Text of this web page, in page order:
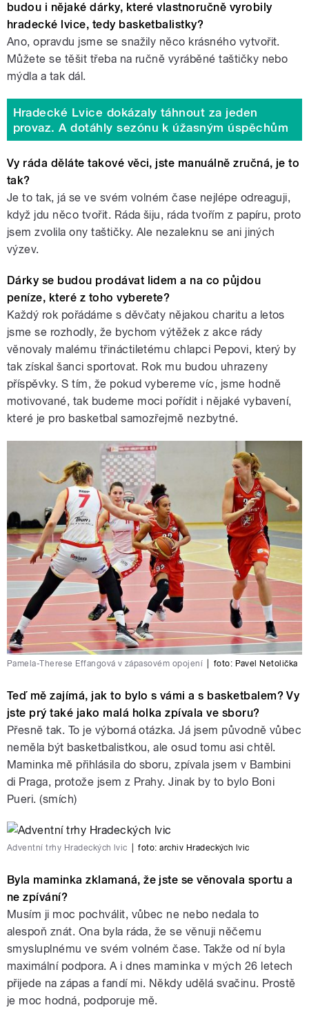
budou i nějaké dárky, které vlastnoručně vyrobily
hradecké lvice, tedy basketbalistky?
Ano, opravdu jsme se snažily něco krásného vytvořit.
Můžete se těšit třeba na ručně vyráběné taštičky nebo
mýdla a tak dál.
Hradecké Lvice dokázaly táhnout za jeden
provaz. A dotáhly sezónu k úžasným úspěchům
Vy ráda děláte takové věci, jste manuálně zručná, je to
tak?
Je to tak, já se ve svém volném čase nejlépe odreaguji,
když jdu něco tvořit. Ráda šiju, ráda tvořím z papíru, proto
jsem zvolila ony taštičky. Ale nezaleknu se ani jiných
výzev.
Dárky se budou prodávat lidem a na co půjdou
peníze, které z toho vyberete?
Každý rok pořádáme s děvčaty nějakou charitu a letos
jsme se rozhodly, že bychom výtěžek z akce rády
věnovaly malému třináctiletému chlapci Pepovi, který by
tak získal šanci sportovat. Rok mu budou uhrazeny
příspěvky. S tím, že pokud vybereme víc, jsme hodně
motivované, tak budeme moci pořídit i nějaké vybavení,
které je pro basketbal samozřejmě nezbytné.
Pamela-Therese Effangová v zápasovém opojení foto: Pavel Netolička
Teď mě zajímá, jak to bylo s vámi a s basketbalem? Vy
jste prý také jako malá holka zpívala ve sboru?
Přesně tak. To je výborná otázka. Já jsem původně vůbec
neměla být basketbalistkou, ale osud tomu asi chtěl.
Maminka mě přihlásila do sboru, zpívala jsem v Bambini
di Praga, protože jsem z Prahy. Jinak by to bylo Boni
Pueri. (smích)
Adventní trhy Hradeckých lvic foto:archiv Hradeckých lvic
Byla maminka zklamaná, že jste se věnovala sportu a
ne zpívání?
Musím ji moc pochválit, vůbec ne nebo nedala to
alespoň znát. Ona byla ráda, že se věnuji něčemu
smysluplnému ve svém volném čase. Takže od ní byla
maximální podpora. A i dnes maminka v mých 26 letech
přijede na zápas a fandí mi. Někdy udělá svačinu. Prostě
je moc hodná, podporuje mě.